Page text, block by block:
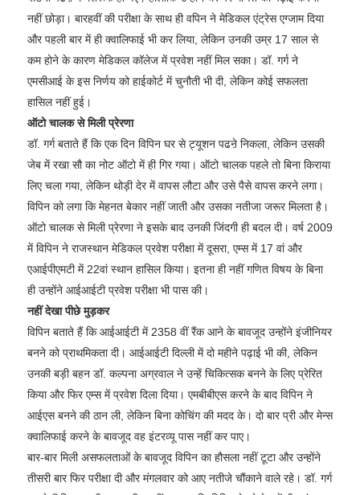
नहीं छोड़ा। बारहवीं की परीक्षा के साथ ही वपिन ने मेडिकल एंट्रेस एग्जाम दिया
और पहली बार में ही क्वालिफाई भी कर लिया, लेकिन उनकी उम्र 17 साल से
कम होने के कारण मेडिकल कॉलेज में प्रवेश नहीं मिल सका। डॉ. गर्ग ने
एमसीआई के इस निर्णय को हाईकोर्ट में चुनौती भी दी, लेकिन कोई सफलता
हासिल नहीं हुई।
ऑटो चालक से मिली प्रेरणा
डॉ. गर्ग बताते हैं कि एक दिन विपिन घर से ट्यूशन पढऩे निकला, लेकिन उसकी
जेब में रखा सौ का नोट ऑटो में ही गिर गया। ऑटो चालक पहले तो बिना किराया
लिए चला गया, लेकिन थोड़ी देर में वापस लौटा और उसे पैसे वापस करने लगा।
विपिन को लगा कि मेहनत बेकार नहीं जाती और उसका नतीजा जरूर मिलता है।
ऑटो चालक से मिली प्रेरणा ने इसके बाद उनकी जिंदगी ही बदल दी। वर्ष 2009
में विपिन ने राजस्थान मेडिकल प्रवेश परीक्षा में दूसरा, एम्स में 17 वां और
एआईपीएमटी में 22वां स्थान हासिल किया। इतना ही नहीं गणित विषय के बिना
ही उन्होंने आईआईटी प्रवेश परीक्षा भी पास की।
नहीं देखा पीछे मुड़कर
विपिन बताते हैं कि आईआईटी में 2358 वीं रैंक आने के बावजूद उन्होंने इंजीनियर
बनने को प्राथमिकता दी। आईआईटी दिल्ली में दो महीने पढ़ाई भी की, लेकिन
उनकी बड़ी बहन डॉ. कल्पना अग्रवाल ने उन्हें चिकित्सक बनने के लिए प्रेरित
किया और फिर एम्स में प्रवेश दिला दिया। एमबीबीएस करने के बाद विपिन ने
आईएस बनने की ठान ली, लेकिन बिना कोचिंग की मदद के। दो बार प्री और मेन्स
क्वालिफाई करने के बावजूद वह इंटरव्यू पास नहीं कर पाए।
बार-बार मिली असफलताओं के बावजूद विपिन का हौसला नहीं टूटा और उन्होंने
तीसरी बार फिर परीक्षा दी और मंगलवार को आए नतीजे चौंकाने वाले रहे। डॉ. गर्ग